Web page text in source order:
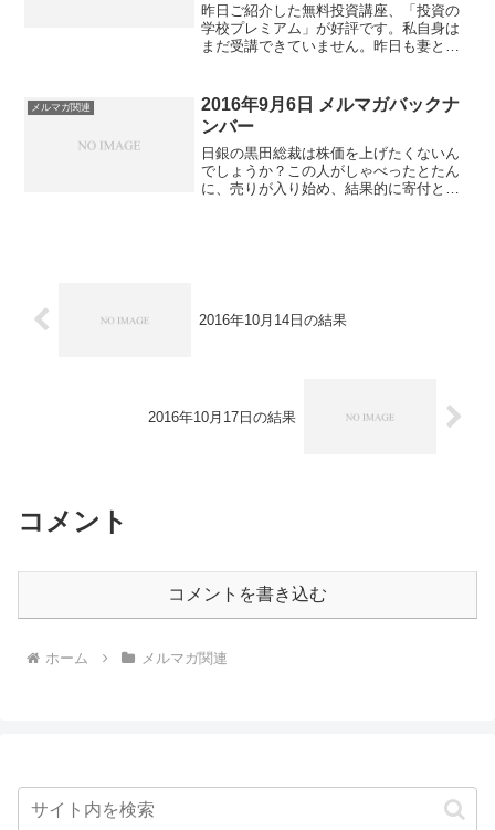
昨日ご紹介した無料投資講座、「投資の
学校プレミアム」が好評です。私自身は
まだ受講できていません。昨日も妻と娘
「なかなかこの口座、いいね。興味深
い。」とのメールをいただきま...
メルマガ関連
2016年9月6日 メルマガバックナ
ンバー
日銀の黒田総裁は株価を上げたくないん
でしょうか？この人がしゃべったとたん
に、売りが入り始め、結果的に寄付とく
2016年10月14日の結果
2016年10月17日の結果
コメント
コメントを書き込む
ホーム メルマガ関連